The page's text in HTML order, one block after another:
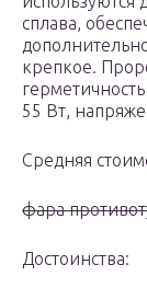
сплава,
крепкое.
55 Вт,
Средняя
фара
Достоинства: